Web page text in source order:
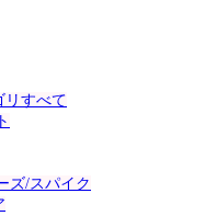
リすべて
ズ/スパイク